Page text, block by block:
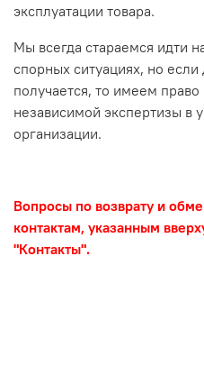
эксплуатации товара.
Мы всегда стараемся идти
спорных ситуациях, но если
получается, то имеем
независимой экспертизы в
организации.
Вопросы по возврату и
контактам, указанным
"Контакты".